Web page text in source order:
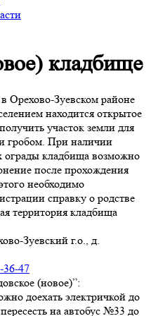
кладбище
Орехово-Зуевском районе
находится открытое
участок земли для
гробом. При наличии
ограды кладбища возможно
после прохождения
необходимо
справку о родстве
территория кладбища
Зуевский г.о., д.
36-47
(новое)”:
доехать электричкой до
на автобус №33 до